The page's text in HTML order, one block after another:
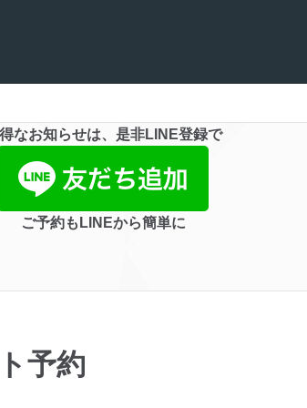
なお知らせは、是非LINE登録で
ご予約もLINEから簡単に
予約